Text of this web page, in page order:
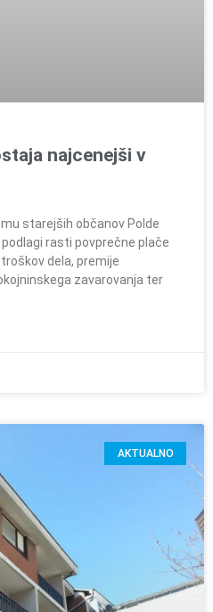
najcenejši v
starejših občanov Polde
rasti povprečne plače
dela, premije
zavarovanja ter
AKTUALNO